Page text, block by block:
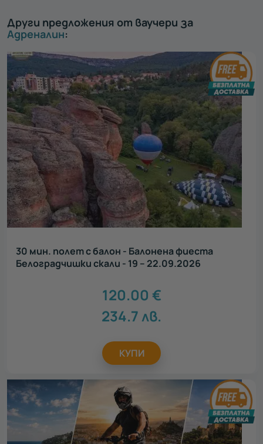
Други предложения от ваучери за
Адреналин:
30 мин. полет с балон - Балонена фиеста
Белоградчишки скали - 19 – 22.09.2026
120.00 €
234.7лв.
КУПИ